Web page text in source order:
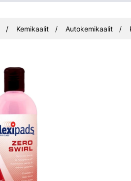
Kemikaalit Autokemikaalit